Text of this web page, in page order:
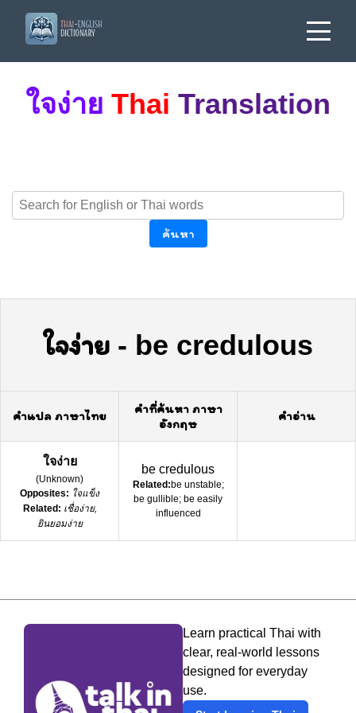
ใจง่าย Thai Translation
ค้นหา
ใจง่าย- be credulous
คำแปล ภาษาไทย
คำที่ค้นหา ภาษา
อังกฤษ
คำอ่าน
ใจง่าย
(Unknown)
Opposites: ใจแข็ง
Related: เชื่อง่าย,
ยินยอมง่าย
be credulous
Related:be unstable;
be gullible; be easily
influenced
Learn practical Thai with
clear, real-world lessons
designed for everyday
use.